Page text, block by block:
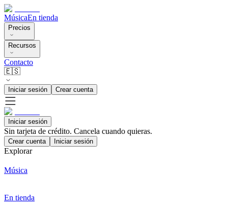
MúsicaEn tienda
Precios
Recursos
Contacto
🇪🇸
Iniciar sesión Crear cuenta
Iniciar sesión
Sin tarjeta de crédito. Cancela cuando quieras.
Crear cuenta Iniciar sesión
Explorar
Música
En tienda